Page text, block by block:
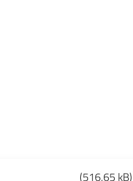
(516.65 kB)